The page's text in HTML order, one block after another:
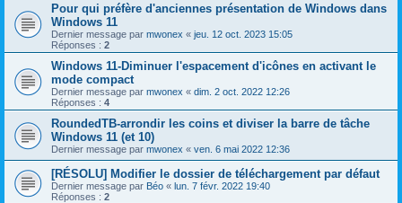
Pour qui préfère d'anciennes présentation de Windows dans
Windows 11
Dernier message par mwonex « jeu. 12 oct. 2023 15:05
Réponses : 2
Windows 11-Diminuer l'espacement d'icônes en activant le
mode compact
Dernier message par mwonex « dim. 2 oct. 2022 12:26
Réponses : 4
RoundedTB-arrondir les coins et diviser la barre de tâche
Windows 11 (et 10)
Dernier message par mwonex « ven. 6 mai 2022 12:36
[RÉSOLU] Modifier le dossier de téléchargement par défaut
Dernier message par Béo « lun. 7 févr. 2022 19:40
Réponses : 2